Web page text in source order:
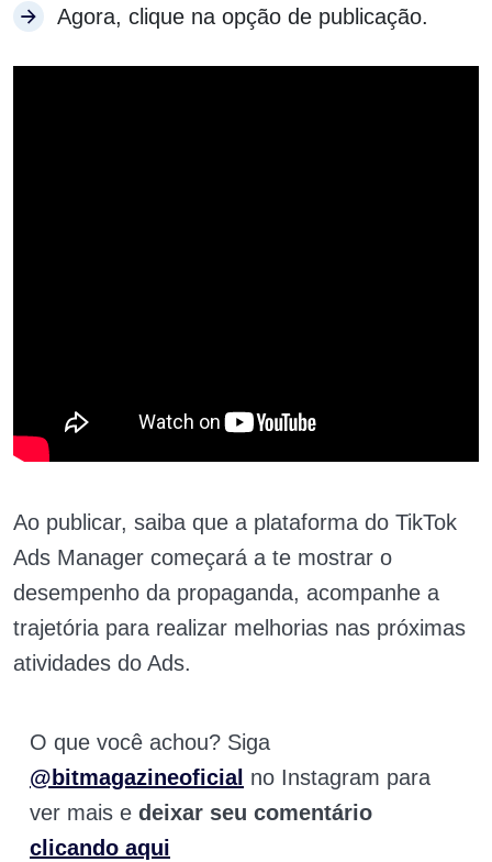
Agora, clique na opção de publicação.
Ao publicar, saiba que a plataforma do TikTok
Ads Manager começará a te mostrar o
desempenho da propaganda, acompanhe a
trajetória para realizar melhorias nas próximas
atividades do Ads.
O que você achou? Siga
@bitmagazineoficial no Instagram para
ver mais e deixar seu comentário
clicando aqui